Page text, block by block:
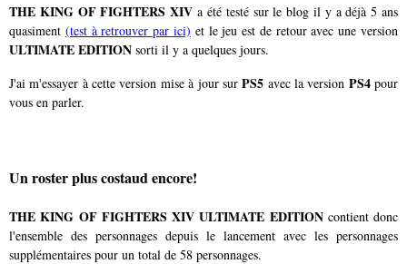
THE KING OF FIGHTERS XIV a été testé sur le blog il y a déjà 5 ans
quasiment (test à retrouver par ici) et le jeu est de retour avec une version
ULTIMATE EDITION sorti il y a quelques jours.
J'ai m'essayer à cette version mise à jour surPS5 avec la version PS4pour
vous en parler.
Un roster plus costaud encore!
THE KING OF FIGHTERS XIV ULTIMATE EDITIONcontient donc
l'ensemble des personnages depuis le lancement avec les personnages
supplémentaires pour un total de 58 personnages.